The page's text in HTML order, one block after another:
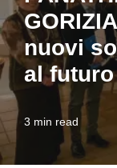
nuovi
al futuro
3 min read